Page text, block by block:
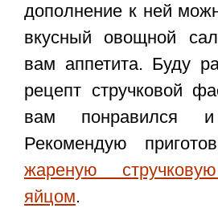
дополнение к ней
вкусный овощной
вам аппетита. Буду
рецепт стручковой
вам понравился и
Рекомендую
жареную
яйцом.